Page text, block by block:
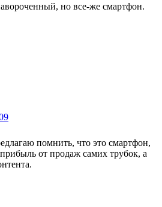
но все-же смартфон.
помнить, что это смартфон,
от продаж самих трубок, а